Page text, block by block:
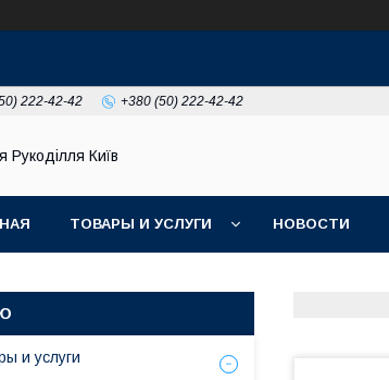
222-42-42 +380 (50) 222-42-42
Рукоділля Київ
ТОВАРЫ И УСЛУГИ НОВОСТИ
и услуги